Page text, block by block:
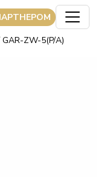
ZW-5(P/A)